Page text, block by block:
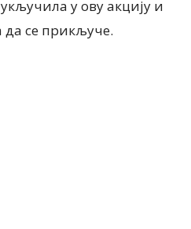
у ову акцију и
се прикључе.